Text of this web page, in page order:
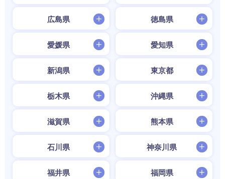
広島県 徳島県
愛媛県 愛知県
新潟県 東京都
栃木県 沖縄県
滋賀県 熊本県
石川県 神奈川県
福井県 福岡県